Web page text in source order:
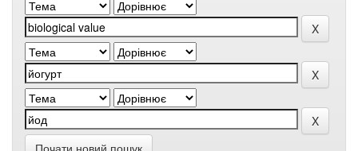
Почати новий пошук